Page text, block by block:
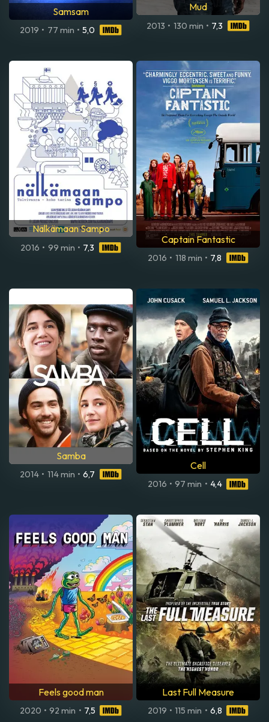
Samsam
2019 • 77 min • 5,0
Mud
2013 • 130 min • 7,3
Nälkämaan Sampo
2016 • 99 min • 7,3
Captain Fantastic
2016 • 118 min • 7,8
Samba
2014 • 114 min • 6,7
Cell
2016 • 97 min • 4,4
Feels good man
2020 • 92 min • 7,5
Last Full Measure
2019 • 115 min • 6,8